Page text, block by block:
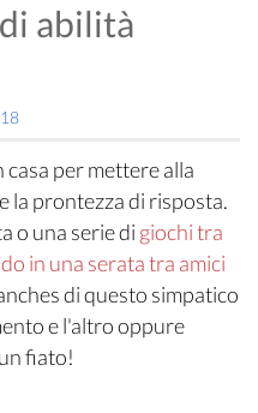
abilità
per mettere alla
la prontezza di risposta.
o una serie di giochi tra
in una serata tra amici
di questo simpatico
e l'altro oppure
fiato!